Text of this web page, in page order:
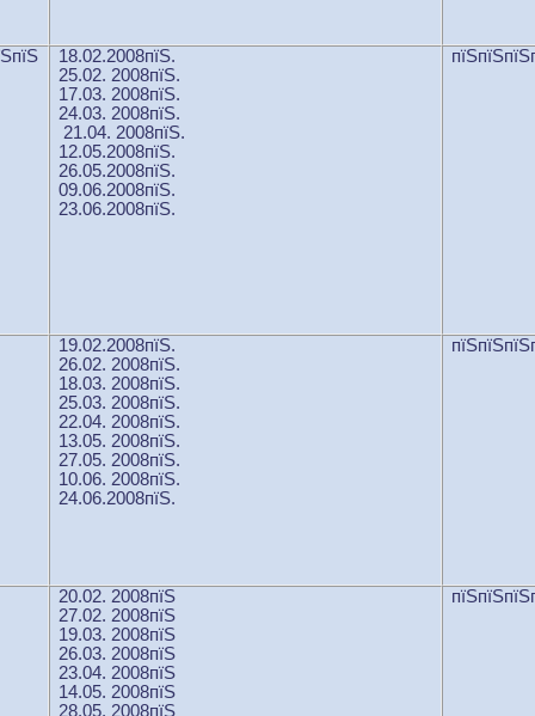
18.02.2008пїЅ.
25.02. 2008пїЅ.
17.03. 2008пїЅ.
24.03. 2008пїЅ.
21.04. 2008пїЅ.
12.05.2008пїЅ.
26.05.2008пїЅ.
09.06.2008пїЅ.
23.06.2008пїЅ.
19.02.2008пїЅ.
26.02. 2008пїЅ.
18.03. 2008пїЅ.
25.03. 2008пїЅ.
22.04. 2008пїЅ.
13.05. 2008пїЅ.
27.05. 2008пїЅ.
10.06. 2008пїЅ.
24.06.2008пїЅ.
20.02. 2008пїЅ
27.02. 2008пїЅ
19.03. 2008пїЅ
26.03. 2008пїЅ
23.04. 2008пїЅ
14.05. 2008пїЅ
28.05. 2008пїЅ